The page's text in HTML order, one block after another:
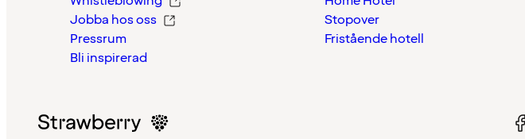
Jobba hos oss
Pressrum
Bli inspirerad
Stopover
Fristående hotell